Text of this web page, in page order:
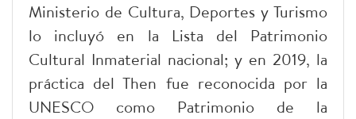
Ministerio de Cultura, Deportes y Turismo
lo incluyó en la Lista del Patrimonio
Cultural Inmaterial nacional; y en 2019, la
práctica del Then fue reconocida por la
UNESCO como Patrimonio de la